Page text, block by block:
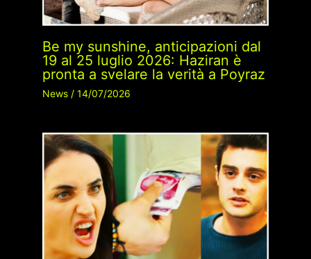
Be my sunshine, anticipazioni dal
19 al 25 luglio 2026: Haziran è
pronta a svelare la verità a Poyraz
News/ 14/07/2026